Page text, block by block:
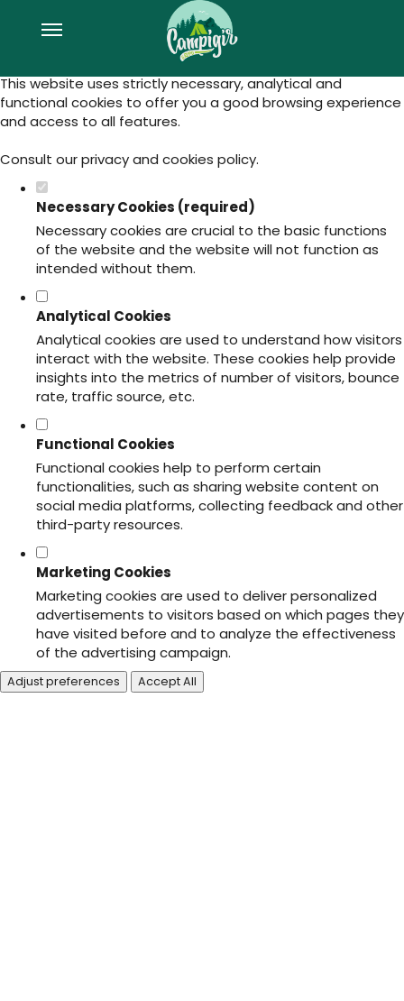
Set your cookie preferences for this
This website uses strictly necessary, analytical and
functional cookies to offer you a good browsing experience
and access to all features.
Consult ourprivacy and cookies policy.
Necessary Cookies (required)
Necessary cookies are crucial to the basic functions
of the website and the website will not function as
intended without them.
Analytical Cookies
Analytical cookies are used to understand how visitors
interact with the website. These cookies help provide
insights into the metrics of number of visitors, bounce
rate, traffic source, etc.
Functional Cookies
Functional cookies help to perform certain
functionalities, such as sharing website content on
social media platforms, collecting feedback and other
third-party resources.
Marketing Cookies
Marketing cookies are used to deliver personalized
advertisements to visitors based on which pages they
have visited before and to analyze the effectiveness
of the advertising campaign.
Adjust preferences Accept All